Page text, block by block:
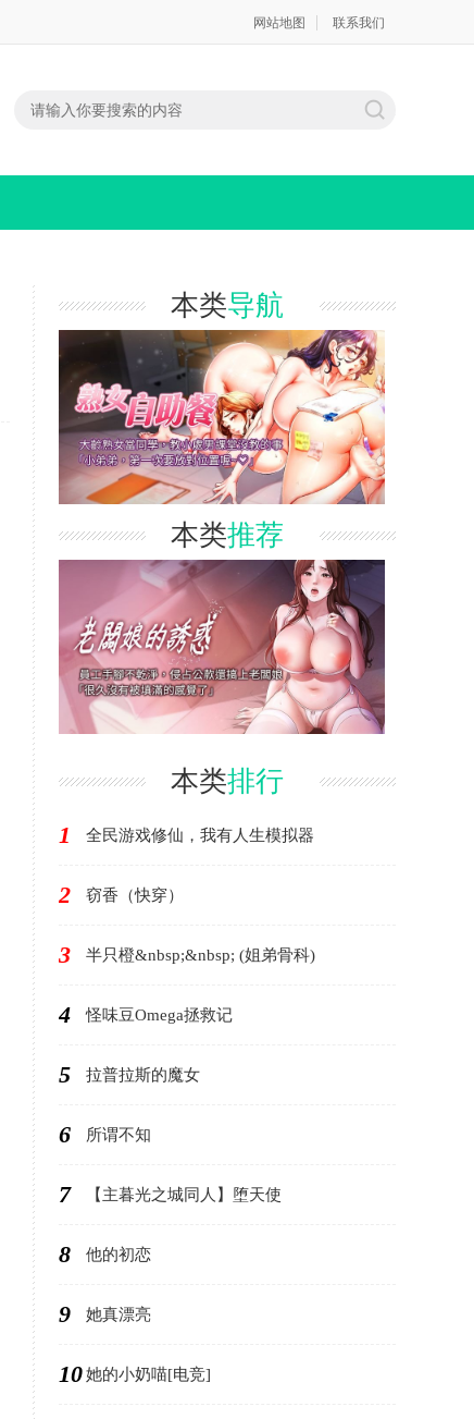
网站地图 联系我们
本类导航
本类推荐
本类排行
1 全民游戏修仙，我有人生模拟器
2 窃香（快穿）
3 半只橙&nbsp;&nbsp; (姐弟骨科)
4 怪味豆Omega拯救记
5 拉普拉斯的魔女
6 所谓不知
7 【主暮光之城同人】堕天使
8 他的初恋
9 她真漂亮
10她的小奶喵[电竞]